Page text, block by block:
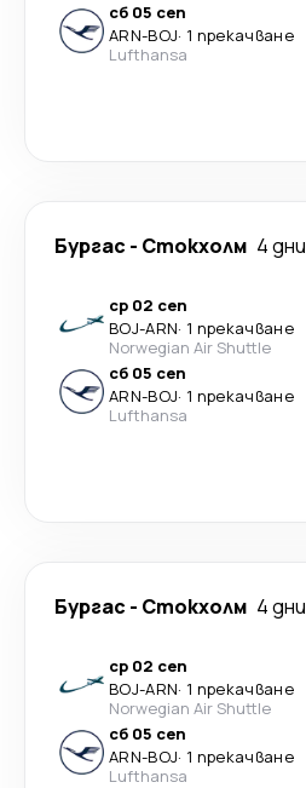
сб 05 сеп
ARN-BOJ· 1 прекачване
Lufthansa
Бургас - Стoкхолм 4 дни
ср 02 сеп
BOJ-ARN· 1 прекачване
Norwegian Air Shuttle
сб 05 сеп
ARN-BOJ· 1 прекачване
Lufthansa
Бургас - Стoкхолм 4 дни
ср 02 сеп
BOJ-ARN· 1 прекачване
Norwegian Air Shuttle
сб 05 сеп
ARN-BOJ· 1 прекачване
Lufthansa